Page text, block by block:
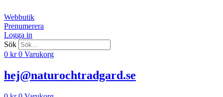
till
innehåll
Webbutik
Prenumerera
Logga in
Sök
0 kr 0 Varukorg
hej@naturochtradgard.se